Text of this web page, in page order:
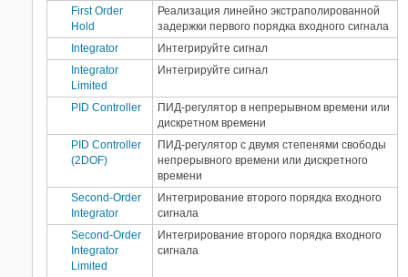
DSP System Toolbox
Fixed-Point Designer
Fuzzy Logic Toolbox
HDL Verifier
Image Acquisition Toolbox
LTE Toolbox
Mixed-Signal Blockset
Model Predictive Control Toolbox
Motor Control Blockset
Navigation Toolbox
OPC Toolbox
Phased Array System Toolbox
Расширенные
2298
Генерация C/C++ кода
6
Генерация GPU кода
279
Генерация HDL кода
Генерация PLC кода
410
Перевод в фиксированную точку
First Order
Hold
Реализация линейно экстраполированной
задержки первого порядка входного сигнала
Integrator
Интегрируйте сигнал
Integrator
Limited
Интегрируйте сигнал
PID Controller
ПИД-регулятор в непрерывном времени или
дискретном времени
PID Controller
(2DOF)
ПИД-регулятор с двумя степенями свободы
непрерывного времени или дискретного
времени
Second-Order
Integrator
Интегрирование второго порядка входного
сигнала
Second-Order
Integrator
Limited
Интегрирование второго порядка входного
сигнала